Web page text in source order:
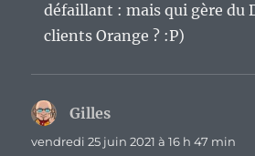
défaillant : mais qui gère du
clients Orange ? :P)
Gilles
vendredi 25 juin 2021 à 16 h 47 min